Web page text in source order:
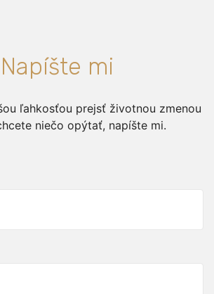
Napíšte mi
ľahkosťou prejsť životnou zmenou
niečo opýtať, napíšte mi.